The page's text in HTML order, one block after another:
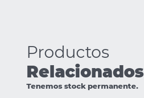
Productos
Relacionados
Tenemos stock permanente.
TRANSMITTER